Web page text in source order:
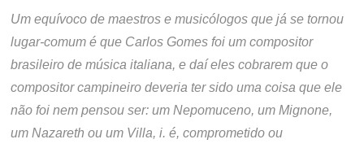
Um equívoco de maestros e musicólogos que já se tornou
lugar-comum é que Carlos Gomes foi um compositor
brasileiro de música italiana, e daí eles cobrarem que o
compositor campineiro deveria ter sido uma coisa que ele
não foi nem pensou ser: um Nepomuceno, um Mignone,
um Nazareth ou um Villa, i. é, comprometido ou